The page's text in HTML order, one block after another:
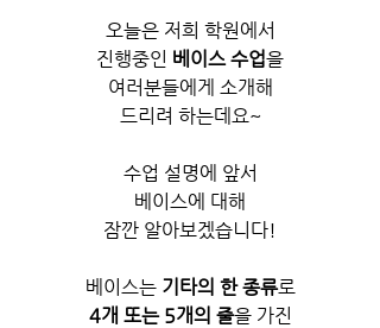
오늘은 저희 학원에서
진행중인 베이스 수업을
여러분들에게 소개해
드리려 하는데요~
수업 설명에 앞서
베이스에 대해
잠깐 알아보겠습니다!
베이스는 기타의 한 종류로
4개 또는 5개의 줄을 가진